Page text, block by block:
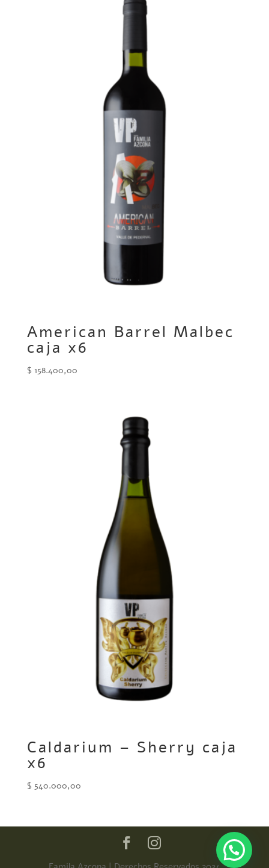
American Barrel Malbec
caja x6
$ 158.400,00
Caldarium – Sherry caja
x6
$ 540.000,00